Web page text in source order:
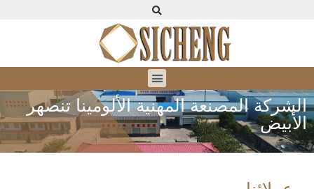
الشركة المصنعة المهنية الألومينا تنصهر
الأبيض